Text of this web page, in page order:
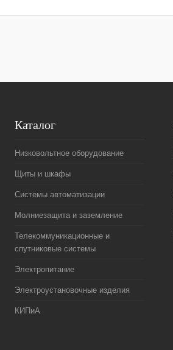
Купить в 1 клик Сравнение
Каталог
Низковольтное оборудование
Щиты и шкафы
Системы автоматизации
Молниезащита и заземление
Телекоммуникационные и
спутниковые системы
Электропитание
Электроустановочные изделия
КИПиА